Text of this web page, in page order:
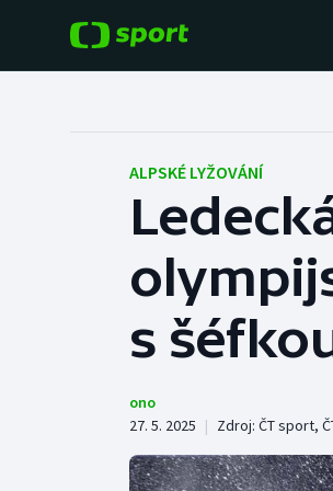
Hokej
Tenis
Atletika
ALPSKÉ LYŽOVÁNÍ
s
ono
27. 5. 2025 | Zdroj: ČT sport,